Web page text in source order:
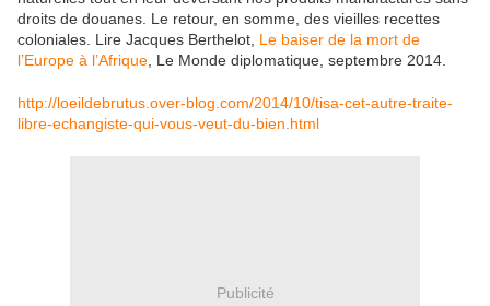
droits de douanes. Le retour, en somme, des vieilles recettes
coloniales. Lire Jacques Berthelot, Le baiser de la mort de
l’Europe à l’Afrique , Le Monde diplomatique, septembre 2014.
http://loeildebrutus.over-blog.com/2014/10/tisa-cet-autre-traite-
libre-echangiste-qui-vous-veut-du-bien.html
Publicité